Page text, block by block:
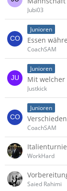
Jubi03
Junioren
Essen
CoachSAM
Junioren
Mit
Justkick
Junioren
CoachSAM
WorkHard
Saied Rahimi